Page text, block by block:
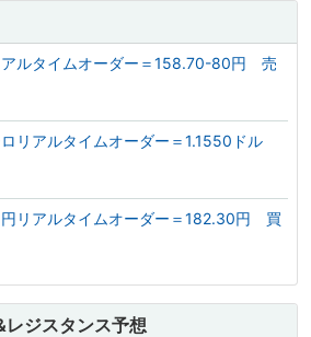
アルタイムオーダー＝158.70-80円 売
ロリアルタイムオーダー＝1.1550ドル
円リアルタイムオーダー＝182.30円 買
ジスタンス予想